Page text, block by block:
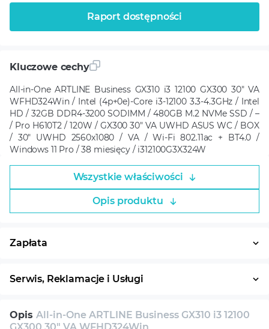
Raport dostępności
Kluczowe cechy
All-in-One ARTLINE Business GX310 i3 12100 GX300 30" VA
WFHD324Win / Intel (4p+0e)-Core i3-12100 3.3-4.3GHz / Intel
HD / 32GB DDR4-3200 SODIMM / 480GB M.2 NVMe SSD / –
/ Pro H610T2 / 120W / GX300 30" VA UWHD ASUS WC / BOX
/ 30" UWHD 2560x1080 / VA / Wi-Fi 802.11ac + BT4.0 /
Windows 11 Pro / 38 miesięcy / i312100G3X324W
Wszystkie właściwości
Opis produktu
Zapłata
Serwis, Reklamacje i Usługi
Konsultacja
Opis All-in-One ARTLINE Business GX310 i3 12100